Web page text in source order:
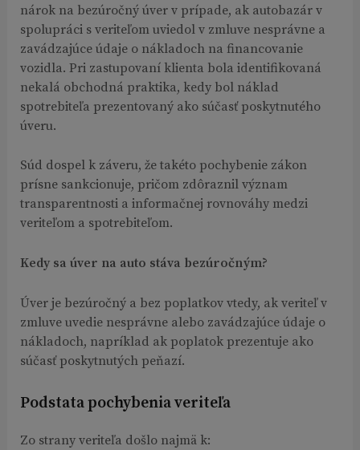
nárok na bezúročný úver v prípade, ak autobazár v
spolupráci s veriteľom uviedol v zmluve nesprávne a
zavádzajúce údaje o nákladoch na financovanie
vozidla. Pri zastupovaní klienta bola identifikovaná
nekalá obchodná praktika, kedy bol náklad
spotrebiteľa prezentovaný ako súčasť poskytnutého
úveru.
Súd dospel k záveru, že takéto pochybenie zákon
prísne sankcionuje, pričom zdôraznil význam
transparentnosti a informačnej rovnováhy medzi
veriteľom a spotrebiteľom.
Kedy sa úver na auto stáva bezúročným?
Úver je bezúročný a bez poplatkov vtedy, ak veriteľ v
zmluve uvedie nesprávne alebo zavádzajúce údaje o
nákladoch, napríklad ak poplatok prezentuje ako
súčasť poskytnutých peňazí.
Podstata pochybenia veriteľa
Zo strany veriteľa došlo najmä k: